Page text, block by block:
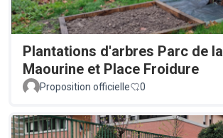
Plantations d'arbres Parc de la
Maourine et Place Froidure
Proposition officielle 0